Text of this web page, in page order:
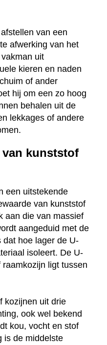
van een
afwerking van het
uit
kieren en naden
of ander
hij om een zo hoog
behalen uit de
lekkages of andere
van kunststof
een uitstekende
van kunststof
aan die van massief
aangeduid met de
dat hoe lager de U-
isoleert. De U-
ligt tussen
kozijnen uit drie
ook wel bekend
kou, vocht en stof
is de middelste